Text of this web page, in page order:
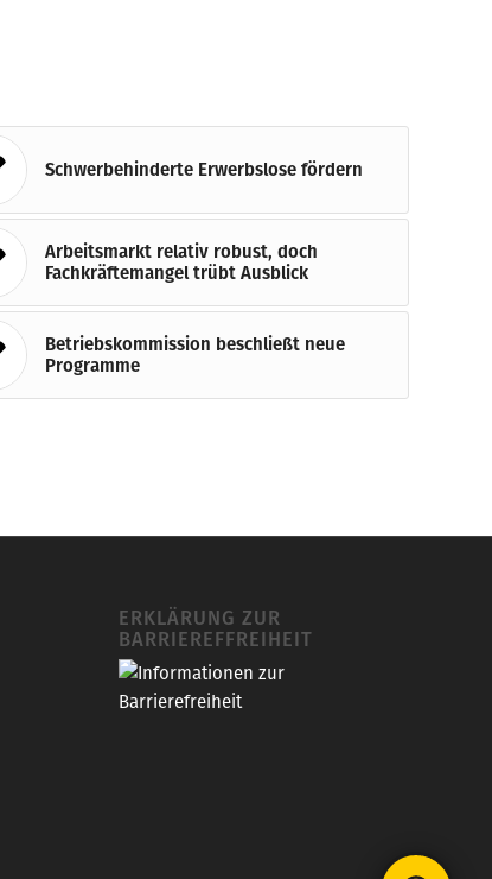
Schwerbehinderte Erwerbslose fördern
Arbeitsmarkt relativ robust, doch
Fachkräftemangel trübt Ausblick
Betriebskommission beschließt neue
Programme
ERKLÄRUNG ZUR
BARRIEREFFREIHEIT